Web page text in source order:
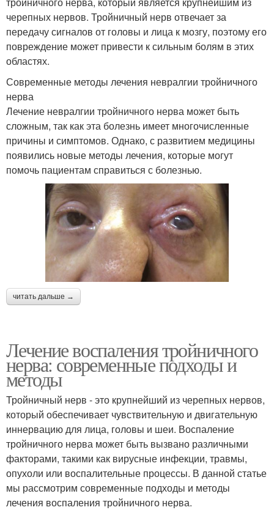
черепных нервов. Тройничный нерв отвечает за
передачу сигналов от головы и лица к мозгу, поэтому его
повреждение может привести к сильным болям в этих
областях.
Современные методы лечения невралгии тройничного
нерва
Лечение невралгии тройничного нерва может быть
сложным, так как эта болезнь имеет многочисленные
причины и симптомов. Однако, с развитием медицины
появились новые методы лечения, которые могут
помочь пациентам справиться с болезнью.
читать дальше →
Лечение воспаления тройничного
нерва: современные подходы и
методы
Тройничный нерв - это крупнейший из черепных нервов,
который обеспечивает чувствительную и двигательную
иннервацию для лица, головы и шеи. Воспаление
тройничного нерва может быть вызвано различными
факторами, такими как вирусные инфекции, травмы,
опухоли или воспалительные процессы. В данной статье
мы рассмотрим современные подходы и методы
лечения воспаления тройничного нерва.